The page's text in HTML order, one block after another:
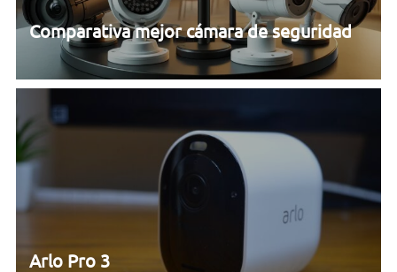
Comparativa mejor cámara de seguridad
Arlo Pro 3